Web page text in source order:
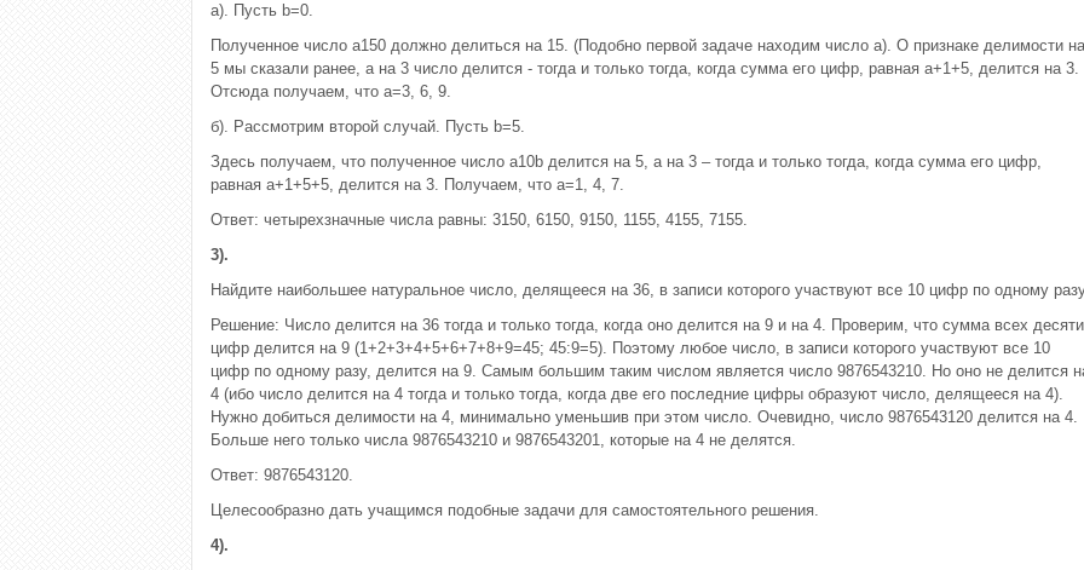
а). Пусть b=0.
Полученное число a150 должно делиться на 15. (Подобно первой задаче находим число а). О признаке делимости на
5 мы сказали ранее, а на 3 число делится - тогда и только тогда, когда сумма его цифр, равная a+1+5, делится на 3.
Отсюда получаем, что а=3, 6, 9.
б). Рассмотрим второй случай. Пусть b=5.
Здесь получаем, что полученное число a10b делится на 5, а на 3 – тогда и только тогда, когда сумма его цифр,
равная а+1+5+5, делится на 3. Получаем, что а=1, 4, 7.
Ответ: четырехзначные числа равны: 3150, 6150, 9150, 1155, 4155, 7155.
3).
Найдите наибольшее натуральное число, делящееся на 36, в записи которого участвуют все 10 цифр по одному
Решение: Число делится на 36 тогда и только тогда, когда оно делится на 9 и на 4. Проверим, что сумма всех десяти
цифр делится на 9 (1+2+3+4+5+6+7+8+9=45; 45:9=5). Поэтому любое число, в записи которого участвуют все 10
цифр по одному разу, делится на 9. Самым большим таким числом является число 9876543210. Но оно не делится
4 (ибо число делится на 4 тогда и только тогда, когда две его последние цифры образуют число, делящееся на 4).
Нужно добиться делимости на 4, минимально уменьшив при этом число. Очевидно, число 9876543120 делится на 4.
Больше него только числа 9876543210 и 9876543201, которые на 4 не делятся.
Ответ: 9876543120.
Целесообразно дать учащимся подобные задачи для самостоятельного решения.
4).